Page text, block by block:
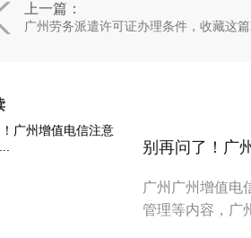
上一篇：
广州劳务派遣许可证办理条件，收藏这
别再问了！广
广州广州增值电
管理等内容，广